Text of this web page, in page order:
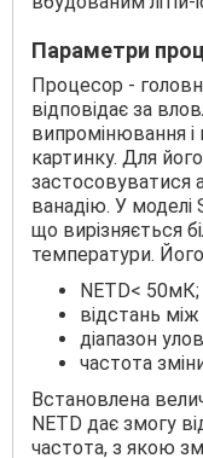
Параметри
Процесор -
відповідає за
випромінювання
картинку. Для
застосовуватися
ванадію. У
що вирізняється
температури.
NETD< 50мК;
відстань
діапазон
частота
Встановлена
NETD дає змогу
частота, з якою